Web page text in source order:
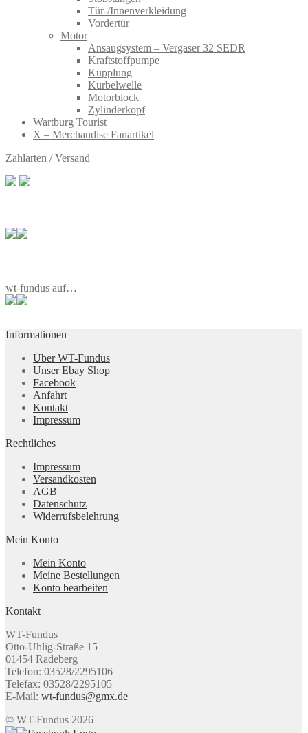
Tür-/Innenverkleidung
Vordertür
Motor
Ansaugsystem – Vergaser 32 SEDR
Kraftstoffpumpe
Kupplung
Kurbelwelle
Motorblock
Zylinderkopf
Wartburg Tourist
X – Merchandise Fanartikel
Zahlarten / Versand
wt-fundus auf…
Informationen
Über WT-Fundus
Unser Ebay Shop
Facebook
Anfahrt
Kontakt
Impressum
Rechtliches
Impressum
Versandkosten
AGB
Datenschutz
Widerrufsbelehrung
Mein Konto
Mein Konto
Meine Bestellungen
Konto bearbeiten
Kontakt
WT-Fundus
Otto-Uhlig-Straße 15
01454 Radeberg
Telefon: 03528/2295106
Telefax: 03528/2295105
E-Mail: wt-fundus@gmx.de
© WT-Fundus 2026